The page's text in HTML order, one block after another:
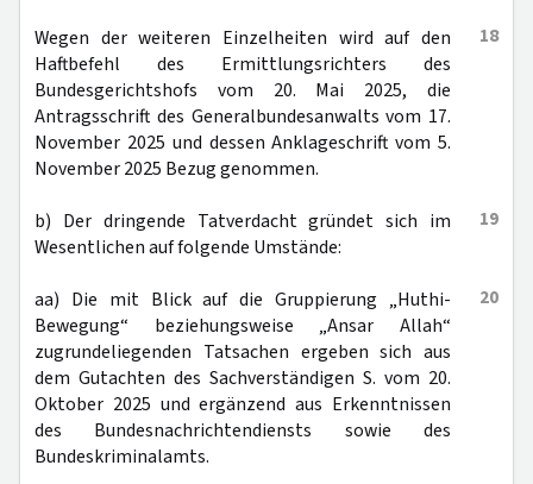
18
Wegen der weiteren Einzelheiten wird auf den
Haftbefehl des Ermittlungsrichters des
Bundesgerichtshofs vom 20. Mai 2025, die
Antragsschrift des Generalbundesanwalts vom 17.
November 2025 und dessen Anklageschrift vom 5.
November 2025 Bezug genommen.
19
b) Der dringende Tatverdacht gründet sich im
Wesentlichen auf folgende Umstände:
20
aa) Die mit Blick auf die Gruppierung „Huthi-
Bewegung“ beziehungsweise „Ansar Allah“
zugrundeliegenden Tatsachen ergeben sich aus
dem Gutachten des Sachverständigen S. vom 20.
Oktober 2025 und ergänzend aus Erkenntnissen
des Bundesnachrichtendiensts sowie des
Bundeskriminalamts.